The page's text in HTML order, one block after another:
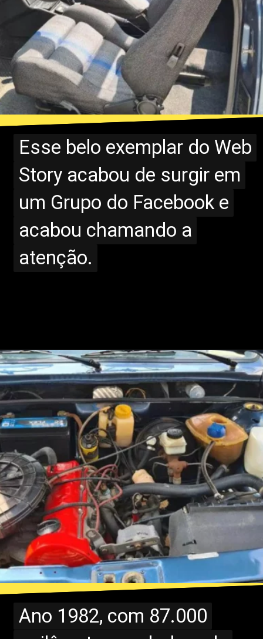
Esse belo exemplar do Web
Story acabou de surgir em
um Grupo do Facebook e
acabou chamando a
atenção.
Esse belo exemplar do Web
Story acabou de surgir em
um Grupo do Facebook e
acabou chamando a
atenção.
Opening https://www.portaldenoticias.net/o-raro-vw-gol-dacon-convertible-de-r-120-mil-reais/
Ano 1982, com 87.000
Ano 1982, com 87.000